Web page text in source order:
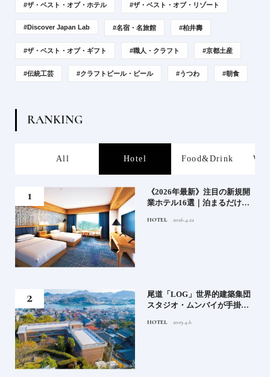
#ザ・ベスト・オブ・ホテル #ザ・ベスト・オブ・リゾート
#Discover Japan Lab #名宿・名旅館 #柏井壽
#ザ・ベスト・オブ・ギフト #職人・クラフト #京都土産
#伝統工芸 #クラフトビール・ビール #うつわ #朝食
RANKING
All Hotel Food&Drink
《2026年最新》注目の新規開
業ホテル16選｜泊まるだけで
ル
HOTEL 2026.4.22
尾道「LOG」世界的建築集団
スタジオ・ムンバイが手掛け
HOTEL 2019.4.6